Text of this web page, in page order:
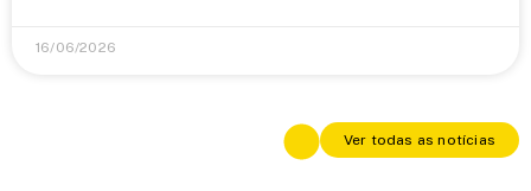
16/06/2026
Ver todas as notícias